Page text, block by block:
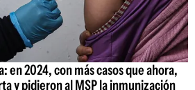
en 2024, con más casos que ahora,
y pidieron al MSP la inmunización